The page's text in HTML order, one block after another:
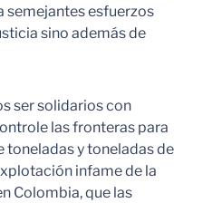
semejantes esfuerzos
sino además de
ser solidarios con
las fronteras para
toneladas y toneladas de
infame de la
Colombia, que las